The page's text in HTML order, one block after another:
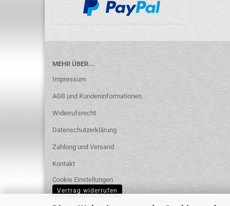
MEHR ÜBER...
Impressum
AGB und Kundeninformationen
Widerrufsrecht
Datenschutzerklärung
Zahlung und Versand
Kontakt
Cookie Einstellungen
Vertrag widerrufen